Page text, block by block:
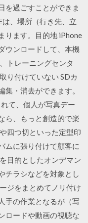
を過ごすことができま
、場所（行き先、立
ります。目的地 iPhone
ウンロードして、本機
トレーニングセンタ
り付けていない SDカ
・消去ができます。
て、個人が写真デー
ら、もっと創造的で楽
四つ切といった定型印
ムに張り付けて顧客に
目的としたオンデマン
チラシなどを対象とし
ジをまとめてノリ付け
手の作業となるが（写
ロードや動画の視聴な